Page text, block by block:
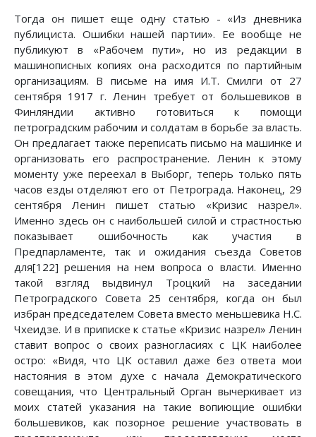
Тогда он пишет еще одну статью - «Из дневника
публициста. Ошибки нашей партии». Ее вообще не
публикуют в «Рабочем пути», но из редакции в
машинописных копиях она расходится по партийным
организациям. В письме на имя И.Т. Смилги от 27
сентября 1917 г. Ленин требует от большевиков в
Финляндии активно готовиться к помощи
петроградским рабочим и солдатам в борьбе за власть.
Он предлагает также переписать письмо на машинке и
организовать его распространение. Ленин к этому
моменту уже переехал в Выборг, теперь только пять
часов езды отделяют его от Петрограда. Наконец, 29
сентября Ленин пишет статью «Кризис назрел».
Именно здесь он с наибольшей силой и страстностью
показывает ошибочность как участия в
Предпарламенте, так и ожидания съезда Советов
для[122] решения на нем вопроса о власти. Именно
такой взгляд выдвинул Троцкий на заседании
Петроградского Совета 25 сентября, когда он был
избран председателем Совета вместо меньшевика Н.С.
Чхеидзе. И в приписке к статье «Кризис назрел» Ленин
ставит вопрос о своих разногласиях с ЦК наиболее
остро: «Видя, что ЦК оставил даже без ответа мои
настояния в этом духе с начала Демократического
совещания, что Центральный Орган вычеркивает из
моих статей указания на такие вопиющие ошибки
большевиков, как позорное решение участвовать в